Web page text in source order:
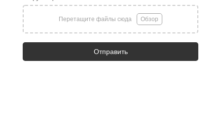
Перетащите файлы сюда Обзор
Отправить